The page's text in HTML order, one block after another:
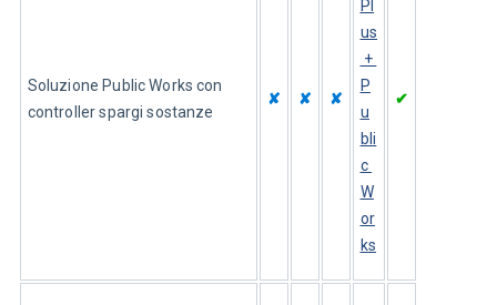
Soluzione Public Works con
controller spargi sostanze
✘ ✘ ✘
Pl
us
+
P
u
bli
c
W
or
ks
✔